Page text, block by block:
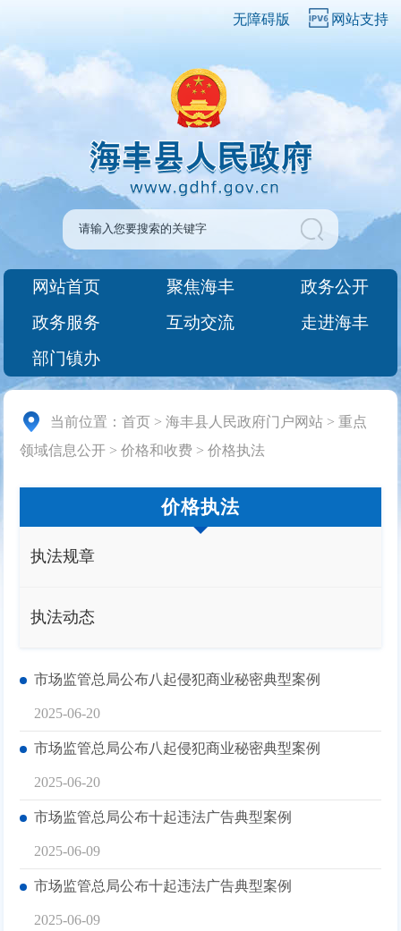
无障碍版 网站支持
网站首页 聚焦海丰
政务公开
政务服务
互动交流
走进海丰
部门镇办
当前位置：首页 >海丰县人民政府门户网站 >重点
领域信息公开 >价格和收费 >价格执法
价格执法
执法规章
执法动态
市场监管总局公布八起侵犯商业秘密典型案例
2025-06-20
市场监管总局公布八起侵犯商业秘密典型案例
2025-06-20
市场监管总局公布十起违法广告典型案例
2025-06-09
市场监管总局公布十起违法广告典型案例
2025-06-09